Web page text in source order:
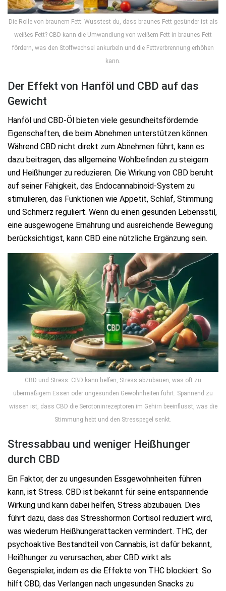
Die Rolle von braunem Fett: Wusstest du, dass braunes Fett gesünder ist als
weißes Fett? CBD kann die Umwandlung von weißem Fett in braunes Fett
fördern, was den Stoffwechsel ankurbeln und die Fettverbrennung erhöhen
kann.
Der Effekt von Hanföl und CBD auf das
Gewicht
Hanföl und CBD-Öl bieten viele gesundheitsfördernde
Eigenschaften, die beim Abnehmen unterstützen können.
Während CBD nicht direkt zum Abnehmen führt, kann es
dazu beitragen, das allgemeine Wohlbefinden zu steigern
und Heißhunger zu reduzieren. Die Wirkung von CBD beruht
auf seiner Fähigkeit, das Endocannabinoid-System zu
stimulieren, das Funktionen wie Appetit, Schlaf, Stimmung
und Schmerz reguliert. Wenn du einen gesunden Lebensstil,
eine ausgewogene Ernährung und ausreichende Bewegung
berücksichtigst, kann CBD eine nützliche Ergänzung sein.
CBD und Stress: CBD kann helfen, Stress abzubauen, was oft zu
übermäßigem Essen oder ungesunden Gewohnheiten führt. Spannend zu
wissen ist, dass CBD die Serotoninrezeptoren im Gehirn beeinflusst, was die
Stimmung hebt und den Stresspegel senkt.
Stressabbau und weniger Heißhunger
durch CBD
Ein Faktor, der zu ungesunden Essgewohnheiten führen
kann, ist Stress. CBD ist bekannt für seine entspannende
Wirkung und kann dabei helfen, Stress abzubauen. Dies
führt dazu, dass das Stresshormon Cortisol reduziert wird,
was wiederum Heißhungerattacken vermindert. THC, der
psychoaktive Bestandteil von Cannabis, ist dafür bekannt,
Heißhunger zu verursachen, aber CBD wirkt als
Gegenspieler, indem es die Effekte von THC blockiert. So
hilft CBD, das Verlangen nach ungesunden Snacks zu